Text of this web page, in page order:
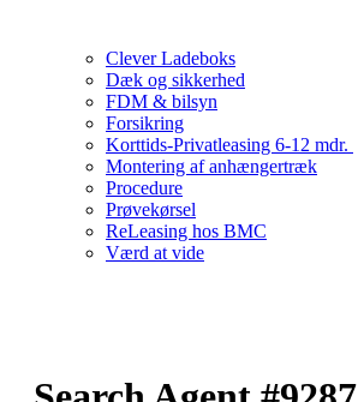
Clever Ladeboks
Dæk og sikkerhed
FDM & bilsyn
Forsikring
Korttids-Privatleasing 6-12 mdr.
Montering af anhængertræk
Procedure
Prøvekørsel
ReLeasing hos BMC
Værd at vide